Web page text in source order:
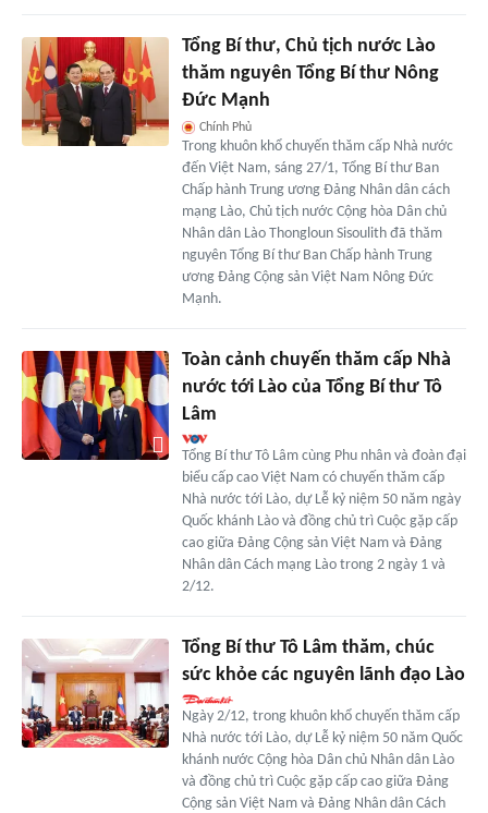
Tổng Bí thư, Chủ tịch nước Lào
thăm nguyên Tổng Bí thư Nông
Đức Mạnh
Chính Phủ
Trong khuôn khổ chuyến thăm cấp Nhà nước
đến Việt Nam, sáng 27/1, Tổng Bí thư Ban
Chấp hành Trung ương Đảng Nhân dân cách
mạng Lào, Chủ tịch nước Cộng hòa Dân chủ
Nhân dân Lào Thongloun Sisoulith đã thăm
nguyên Tổng Bí thư Ban Chấp hành Trung
ương Đảng Cộng sản Việt Nam Nông Đức
Mạnh.
Toàn cảnh chuyến thăm cấp Nhà
nước tới Lào của Tổng Bí thư Tô
Lâm
Tổng Bí thư Tô Lâm cùng Phu nhân và đoàn đại
biểu cấp cao Việt Nam có chuyến thăm cấp
Nhà nước tới Lào, dự Lễ kỷ niệm 50 năm ngày
Quốc khánh Lào và đồng chủ trì Cuộc gặp cấp
cao giữa Đảng Cộng sản Việt Nam và Đảng
Nhân dân Cách mạng Lào trong 2 ngày 1 và
2/12.
Tổng Bí thư Tô Lâm thăm, chúc
sức khỏe các nguyên lãnh đạo Lào
Ngày 2/12, trong khuôn khổ chuyến thăm cấp
Nhà nước tới Lào, dự Lễ kỷ niệm 50 năm Quốc
khánh nước Cộng hòa Dân chủ Nhân dân Lào
và đồng chủ trì Cuộc gặp cấp cao giữa Đảng
Cộng sản Việt Nam và Đảng Nhân dân Cách